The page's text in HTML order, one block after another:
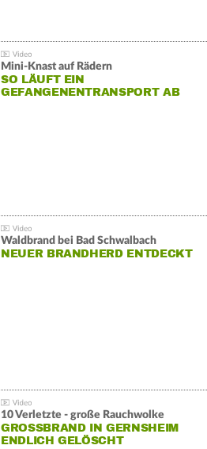
Mini-Knast auf Rädern
SO LÄUFT EIN
GEFANGENENTRANSPORT AB
Waldbrand bei Bad Schwalbach
NEUER BRANDHERD ENTDECKT
10 Verletzte - große Rauchwolke
GROSSBRAND IN GERNSHEIM E
NDLICH GELÖSCHT